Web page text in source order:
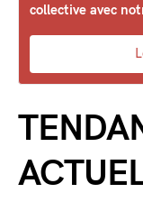
collective avec